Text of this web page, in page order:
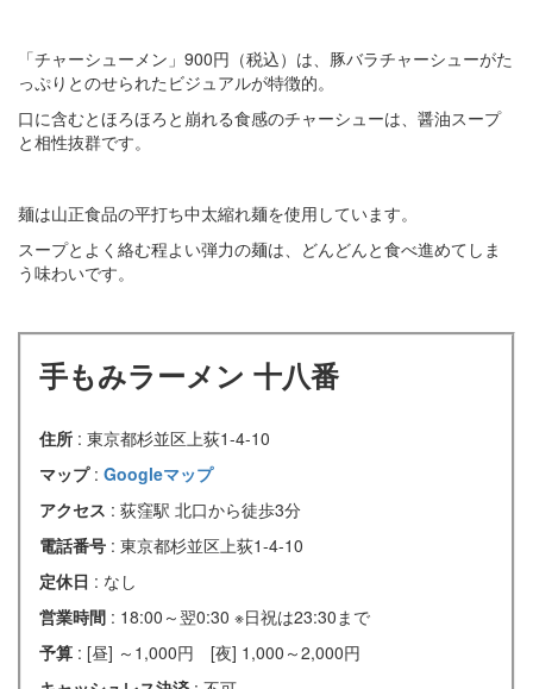
「チャーシューメン」900円（税込）は、豚バラチャーシューがた
っぷりとのせられたビジュアルが特徴的。
口に含むとほろほろと崩れる食感のチャーシューは、醤油スープ
と相性抜群です。
麺は山正食品の平打ち中太縮れ麺を使用しています。
スープとよく絡む程よい弾力の麺は、どんどんと食べ進めてしま
う味わいです。
手もみラーメン 十八番
住所 : 東京都杉並区上荻1-4-10
マップ : Googleマップ
アクセス : 荻窪駅 北口から徒歩3分
電話番号 : 東京都杉並区上荻1-4-10
定休日 : なし
営業時間 : 18:00～翌0:30 ※日祝は23:30まで
予算 : [昼] ～1,000円 [夜] 1,000～2,000円